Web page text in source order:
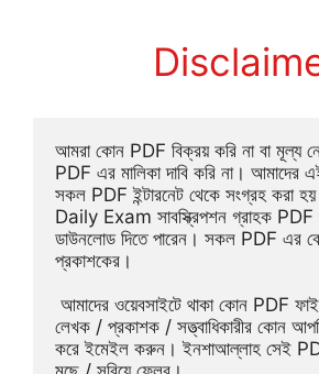
আমরা কোন PDF বিক্রয় করি না বা মূল্য
PDF এর মালিকা দাবি করি না। আমাদের
সকল PDF ইন্টারনেট থেকে সংগ্রহ করা
Daily Exam সাবস্ক্রিপশন গ্রাহক PDF
ডাউনলোড দিতে পারেন। সকল PDF এর
প্রকাশকের।
লেখক / প্রকাশক / সত্ত্বাধিকারীর কোন
করে ইমেইল করুন। ইনশাআল্লাহ সেই